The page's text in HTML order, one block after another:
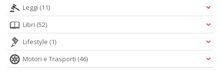
Leggi (11)
Libri (52)
Lifestyle (1)
Motori e Trasporti (46)